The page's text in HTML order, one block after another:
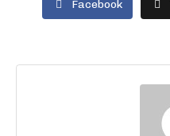
Facebook